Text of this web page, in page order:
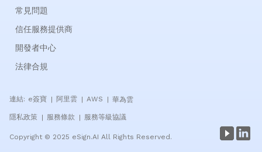
常見問題
信任服務提供商
開發者中心
法律合規
連結: e簽寶 阿里雲 AWS 華為雲
隱私政策 | 服務條款 | 服務等級協議
Copyright © 2025 eSign.AI All Rights Reserved.